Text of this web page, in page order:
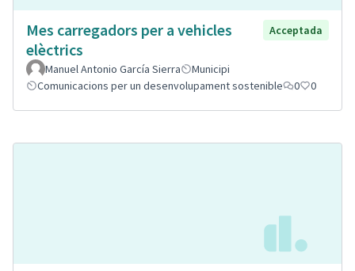
Mes carregadors per a vehicles
elèctrics
Acceptada
Manuel Antonio García Sierra
Municipi
Comunicacions per un desenvolupament sostenible
0 0